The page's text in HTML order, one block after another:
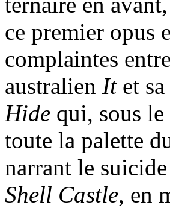
ce premier opus
complaintes
australien Itet sa
Hide qui, sous
toute la palette
narrant le
Shell Castle, en